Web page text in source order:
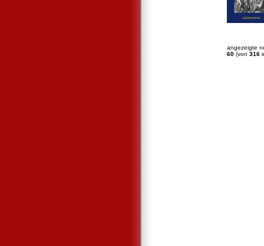
angezeigte
60 (von 316